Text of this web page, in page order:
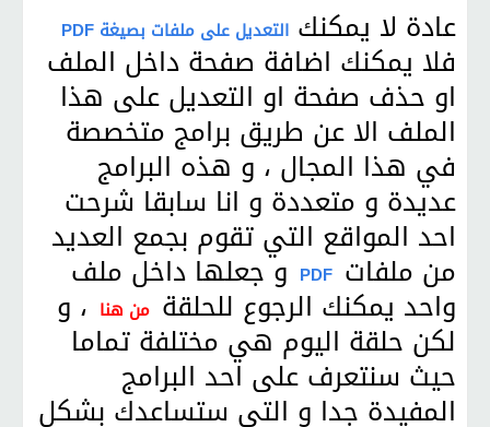
عادة لا يمكنك التعديل على ملفات بصيغة PDF
فلا يمكنك اضافة صفحة داخل الملف
او حذف صفحة او التعديل على هذا
الملف الا عن طريق برامج متخصصة
في هذا المجال ، و هذه البرامج
عديدة و متعددة و انا سابقا شرحت
احد المواقع التي تقوم بجمع العديد
من ملفات PDF و جعلها داخل ملف
واحد يمكنك الرجوع للحلقة من هنا ، و
لكن حلقة اليوم هي مختلفة تماما
حيث سنتعرف على احد البرامج
المفيدة جدا و التي ستساعدك بشكل